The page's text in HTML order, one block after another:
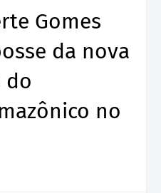
Gomes
da nova
do
no